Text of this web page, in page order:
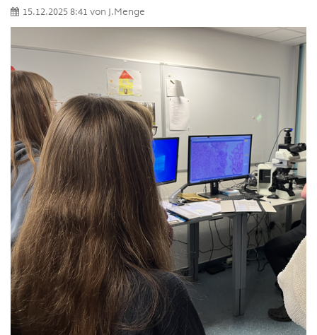
15.12.2025 8:41vonJ.Menge